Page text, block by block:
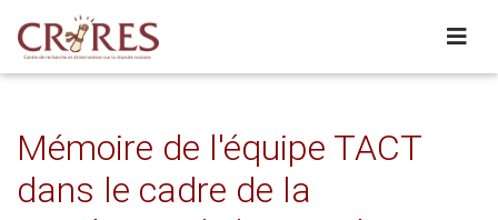
Mémoire de l'équipe TACT
dans le cadre de la